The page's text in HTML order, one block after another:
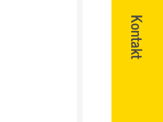
Kontakt